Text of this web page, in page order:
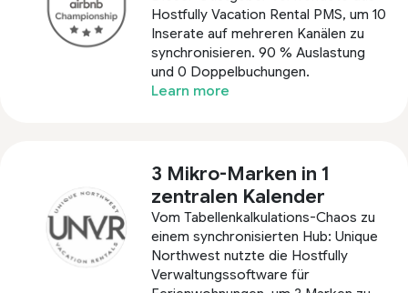
Hostfully Vacation Rental PMS, um 10
Inserate auf mehreren Kanälen zu
synchronisieren. 90 % Auslastung
und 0 Doppelbuchungen.
Learn more
3 Mikro-Marken in 1
zentralen Kalender
Vom Tabellenkalkulations-Chaos zu
einem synchronisierten Hub: Unique
Northwest nutzte die Hostfully
Verwaltungssoftware für